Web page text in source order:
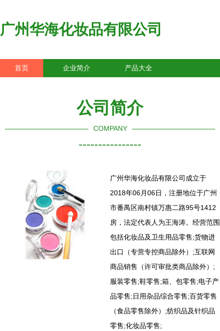
广州华海化妆品有限公司
首页 企业简介 产品大全
公司简介
COMPANY
----------------
广州华海化妆品有限公司成立于
2018年06月06日，注册地位于广州
市番禺区南村镇万惠二路95号1412
房，法定代表人为王海涛。经营范围
包括化妆品及卫生用品零售;货物进
出口（专营专控商品除外）;互联网
商品销售（许可审批类商品除外）;
服装零售;鞋零售;箱、包零售;电子产
品零售;日用杂品综合零售;百货零售
（食品零售除外）;纺织品及针织品
零售;化妆品零售;